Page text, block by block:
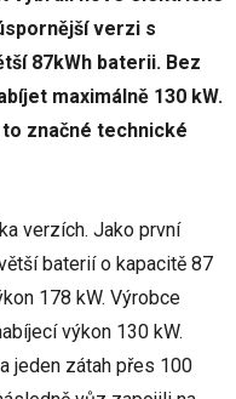
verzi s
87kWh baterii. Bez
maximálně 130 kW.
značné technické
verzích. Jako první
baterií o kapacitě 87
178 kW. Výrobce
výkon 130 kW.
jeden zátah přes 100